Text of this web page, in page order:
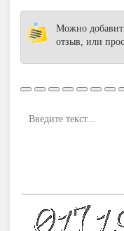
Можно
отзыв, или